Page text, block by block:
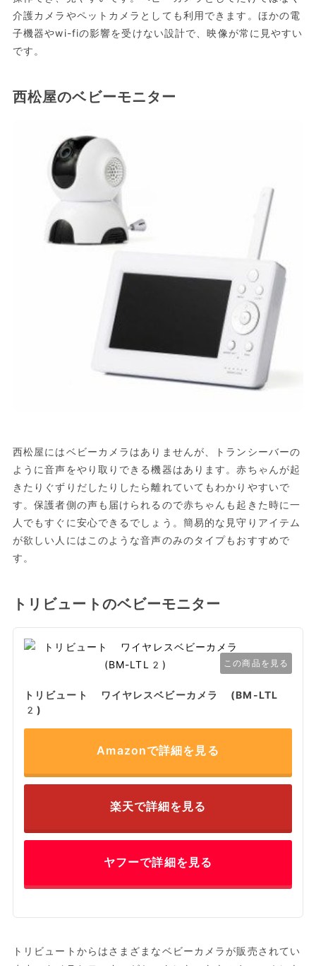
介護カメラやペットカメラとしても利用できます。ほかの電
子機器やwi-fiの影響を受けない設計で、映像が常に見やすい
です。
西松屋のベビーモニター
西松屋にはベビーカメラはありませんが、トランシーバーの
ように音声をやり取りできる機器はあります。赤ちゃんが起
きたりぐずりだしたりしたら離れていてもわかりやすいで
す。保護者側の声も届けられるので赤ちゃんも起きた時に一
人でもすぐに安心できるでしょう。簡易的な見守りアイテム
が欲しい人にはこのような音声のみのタイプもおすすめで
す。
トリビュートのベビーモニター
この商品を見る
トリビュート ワイヤレスベビーカメラ (BM-LTL
2)
Amazonで詳細を見る
楽天で詳細を見る
ヤフーで詳細を見る
トリビュートからはさまざまなベビーカメラが販売されてい